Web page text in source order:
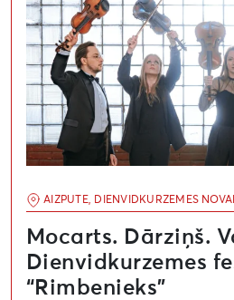
AIZPUTE, DIENVIDKURZEMES
Mocarts. Dārziņš.
Dienvidkurzemes
“Rimbenieks”